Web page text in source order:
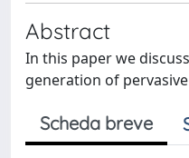
Abstract
In this paper we
generation of
Scheda breve